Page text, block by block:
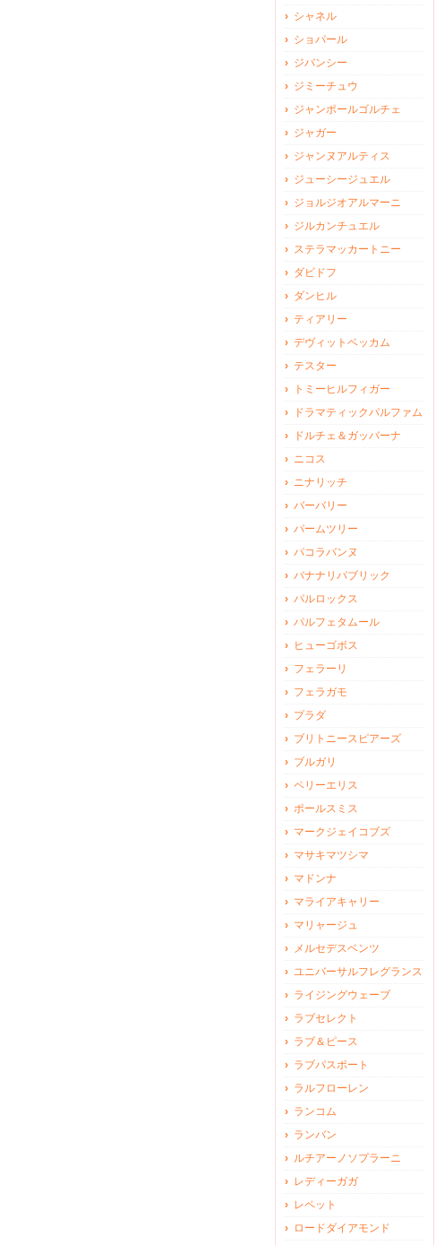
シャネル
ショパール
ジバンシー
ジミーチュウ
ジャンポールゴルチェ
ジャガー
ジャンヌアルティス
ジューシージュエル
ジョルジオアルマーニ
ジルカンチュエル
ステラマッカートニー
ダビドフ
ダンヒル
ティアリー
デヴィットベッカム
テスター
トミーヒルフィガー
ドラマティックパルファム
ドルチェ＆ガッバーナ
ニコス
ニナリッチ
バーバリー
パームツリー
パコラバンヌ
バナナリパブリック
パルロックス
パルフェタムール
ヒューゴボス
フェラーリ
フェラガモ
プラダ
ブリトニースピアーズ
ブルガリ
ペリーエリス
ポールスミス
マークジェイコブズ
マサキマツシマ
マドンナ
マライアキャリー
マリャージュ
メルセデスベンツ
ユニバーサルフレグランス
ライジングウェーブ
ラブセレクト
ラブ＆ピース
ラブパスポート
ラルフローレン
ランコム
ランバン
ルチアーノソプラーニ
レディーガガ
レペット
ロードダイアモンド